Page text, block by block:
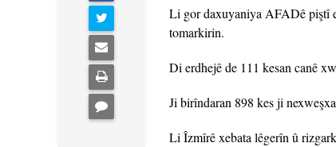
Li gor daxuyaniya AFADê piştî
tomarkirin.
Di erdhejê de 111 kesan canê
Ji birîndaran 898 kes ji
Li Îzmîrê xebata lêgerîn û